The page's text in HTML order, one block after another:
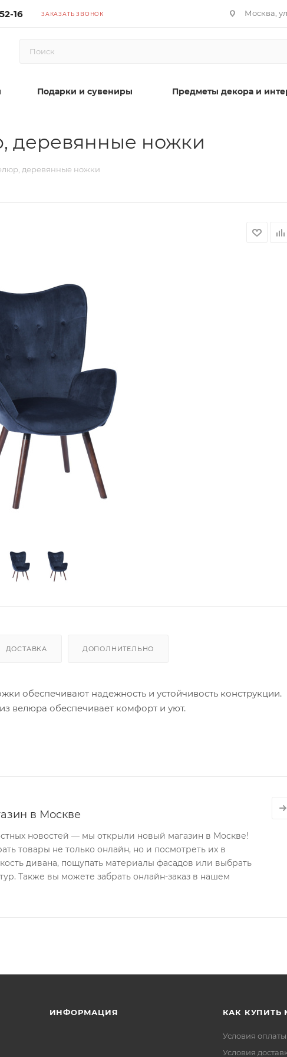
16 ЗАКАЗАТЬ ЗВОНОК Москва,
Подарки и сувениры Предметы декора и
деревянные ножки
деревянные ножки
ДОСТАВКА ДОПОЛНИТЕЛЬНО
обеспечивают надежность и устойчивость конструкции.
велюра обеспечивает комфорт и уют.
в Москве
новостей — мы открыли новый магазин в Москве!
товары не только онлайн, но и посмотреть их в
дивана, пощупать материалы фасадов или выбрать
Также вы можете забрать онлайн-заказ в нашем
ИНФОРМАЦИЯ КАК КУПИТЬ
Условия оплаты
Условия